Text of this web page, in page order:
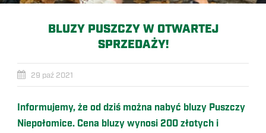
BLUZY PUSZCZY W OTWARTEJ
SPRZEDAŻY!
29 paź 2021
Informujemy, że od dziś można nabyć bluzy Puszczy
Niepołomice. Cena bluzy wynosi 200 złotych i